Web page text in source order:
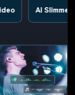
AI Slimme